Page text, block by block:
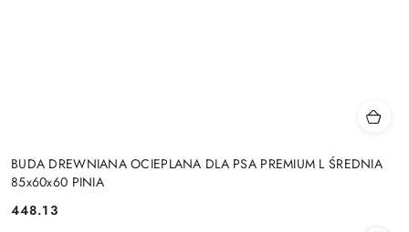
BUDA DREWNIANA OCIEPLANA DLA PSA PREMIUM L ŚREDNIA
85x60x60 PINIA
Cena:
448.13